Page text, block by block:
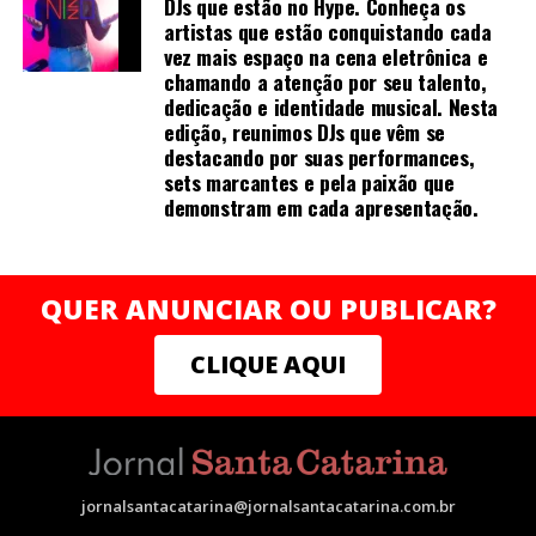
Preço de capa:
R$
R$
Pré-lançamento: agosto de 2025
agosto de 2025
Instagram:
https://www.instagram.com/mirellafrancomelo?
igsh=Mm45cWN4cXZycjFu
Com o apoio do governo estadual e as condições
favoráveis oferecidas, a Lightwall está pronta para fazer
uma diferença significativa na economia de Santa
Os próximos passos envolvem a conclusão dos detalhes
finais para a instalação da fábrica e o início das
operações, que prometem trazer novas oportunidades
artistas que estão conquistando cada
vez mais espaço na cena eletrônica e
chamando a atenção por seu talento,
dedicação e identidade musical. Nesta
edição, reunimos DJs que vêm se
destacando por suas performances,
sets marcantes e pela paixão que
demonstram em cada apresentação.
QUER ANUNCIAR OU PUBLICAR?
CLIQUE AQUI
jornalsantacatarina@jornalsantacatarina.com.br